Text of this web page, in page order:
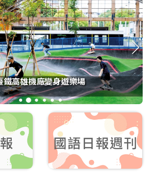
鐵高雄機廠變身遊樂場
1 3 4 5 6